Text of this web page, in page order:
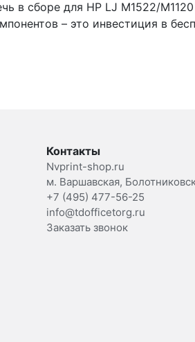
в сборе для HP LJ M1522/
– это инвестиция в
Контакты
Nvprint-shop.ru
м. Варшавская,
+7 (495) 477-56-25
info@tdofficetorg.ru
Заказать звонок